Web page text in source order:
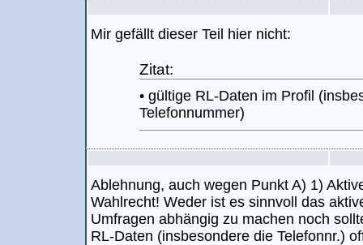
Mir gefällt dieser Teil hier nicht:
Zitat:
• gültige RL-Daten im Profil
Telefonnummer)
Ablehnung, auch wegen Punkt A) 1)
Wahlrecht! Weder ist es sinnvoll das
Umfragen abhängig zu machen noch
RL-Daten (insbesondere die Telefonnr.)